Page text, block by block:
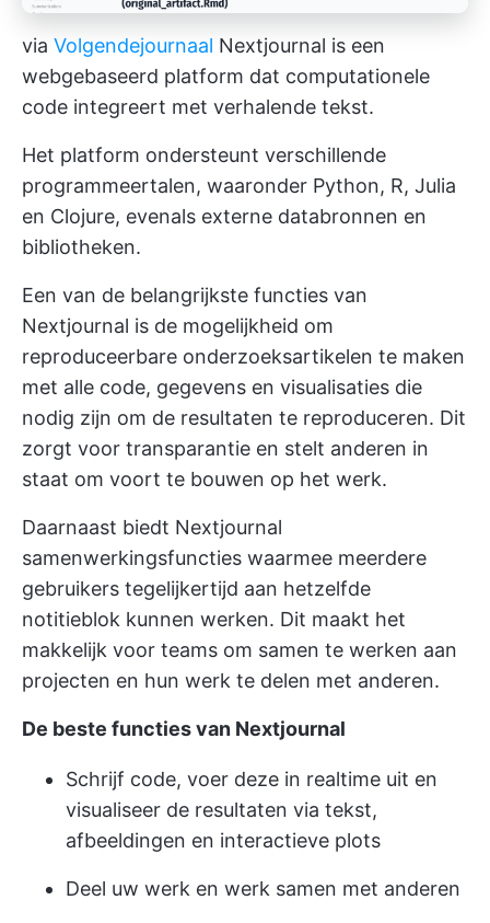
via Volgendejournaal Nextjournal is een
webgebaseerd platform dat computationele
code integreert met verhalende tekst.
Het platform ondersteunt verschillende
programmeertalen, waaronder Python, R, Julia
en Clojure, evenals externe databronnen en
bibliotheken.
Een van de belangrijkste functies van
Nextjournal is de mogelijkheid om
reproduceerbare onderzoeksartikelen te maken
met alle code, gegevens en visualisaties die
nodig zijn om de resultaten te reproduceren. Dit
zorgt voor transparantie en stelt anderen in
staat om voort te bouwen op het werk.
Daarnaast biedt Nextjournal
samenwerkingsfuncties waarmee meerdere
gebruikers tegelijkertijd aan hetzelfde
notitieblok kunnen werken. Dit maakt het
makkelijk voor teams om samen te werken aan
projecten en hun werk te delen met anderen.
De beste functies van Nextjournal
Schrijf code, voer deze in realtime uit en
visualiseer de resultaten via tekst,
afbeeldingen en interactieve plots
Deel uw werk en werk samen met anderen